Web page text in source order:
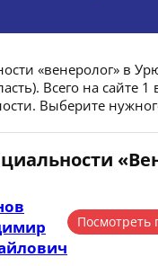
«венеролог» в
Всего на сайте 1
Выберите
Посмотреть